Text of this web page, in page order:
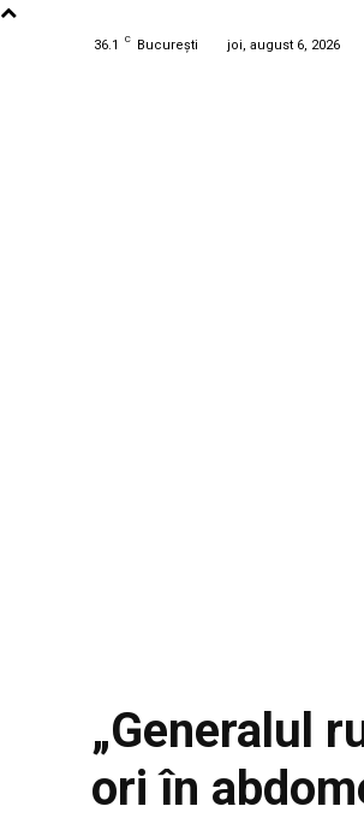
36.1 C București joi, august 6, 2026
„Generalul
ori în